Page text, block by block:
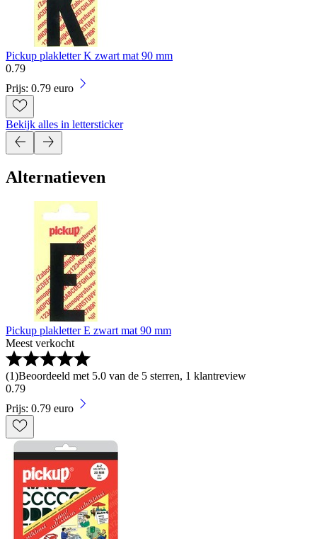
Pickup plakletter K zwart mat 90 mm
0.79
Prijs: 0.79 euro
Bekijk alles in lettersticker
Alternatieven
Pickup plakletter E zwart mat 90 mm
Meest verkocht
(1)Beoordeeld met 5.0 van de 5 sterren, 1 klantreview
0.79
Prijs: 0.79 euro